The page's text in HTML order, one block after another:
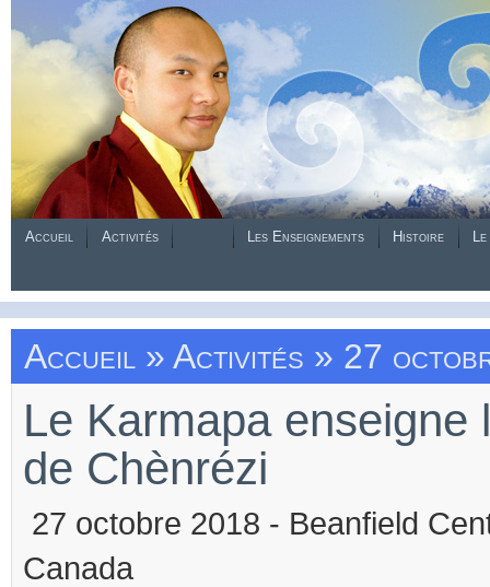
Accueil Activités Histoire
Les Enseignements
Accueil » Activités » 27
Le Karmapa enseigne
de Chènrézi
27 octobre 2018 - Beanfield
Canada